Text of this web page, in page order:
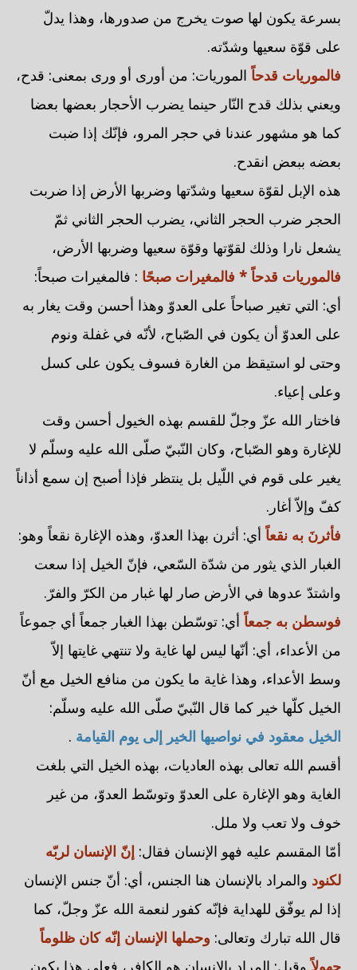
بسرعة يكون لها صوت يخرج من صدورها، وهذا يدلّ
على قوّة سعيها وشدّته.
فالموريات قدحاً الموريات: من أورى أو ورى بمعنى: قدح،
ويعني بذلك قدح النّار حينما يضرب الأحجار بعضها بعضا
كما هو مشهور عندنا في حجر المرو، فإنّك إذا ضبت
بعضه ببعض انقدح.
هذه الإبل لقوّة سعيها وشدّتها وضربها الأرض إذا ضربت
الحجر ضرب الحجر الثاني، يضرب الحجر الثاني ثمّ
يشعل نارا وذلك لقوّتها وقوّة سعيها وضربها الأرض،
فالموريات قدحاً * فالمغيرات صبحًا : فالمغيرات صبحاً:
أي: التي تغير صباحاً على العدوّ وهذا أحسن وقت يغار به
على العدوّ أن يكون في الصّباح، لأنّه في غفلة ونوم
وحتى لو استيقظ من الغارة فسوف يكون على كسل
وعلى إعياء.
فاختار الله عزّ وجلّ للقسم بهذه الخيول أحسن وقت
للإغارة وهو الصّباح، وكان النّبيّ صلّى الله عليه وسلّم لا
يغير على قوم في اللّيل بل ينتظر فإذا أصبح إن سمع أذاناً
كفّ وإلاّ أغار.
فأثرنَ به نقعاً أي: أثرن بهذا العدوّ، وهذه الإغارة نقعاً وهو:
الغبار الذي يثور من شدّة السّعي، فإنّ الخيل إذا سعت
واشتدّ عدوها في الأرض صار لها غبار من الكرّ والفرّ.
فوسطن به جمعاً أي: توسّطن بهذا الغبار جمعاً أي جموعاً
من الأعداء، أي: أنّها ليس لها غاية ولا تنتهي غايتها إلاّ
وسط الأعداء، وهذا غاية ما يكون من منافع الخيل مع أنّ
الخيل كلّها خير كما قال النّبيّ صلّى الله عليه وسلّم:
الخيل معقود في نواصيها الخير إلى يوم القيامة .
أقسم الله تعالى بهذه العاديات، بهذه الخيل التي بلغت
الغاية وهو الإغارة على العدوّ وتوسّط العدوّ، من غير
خوف ولا تعب ولا ملل.
أمّا المقسم عليه فهو الإنسان فقال: إنّ الإنسان لربّه
لكنود والمراد بالإنسان هنا الجنس، أي: أنّ جنس الإنسان
إذا لم يوفّق للهداية فإنّه كفور لنعمة الله عزّ وجلّ، كما
قال الله تبارك وتعالى: وحملها الإنسان إنّه كان ظلوماً